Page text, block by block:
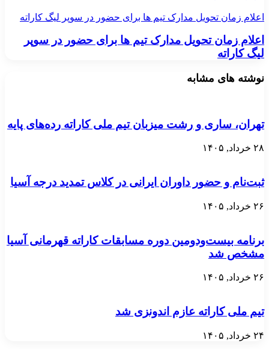
اعلام زمان تحویل مدارک تیم ها برای حضور در سوپر لیگ کاراته
اعلام زمان تحویل مدارک تیم ها برای حضور در سوپر
لیگ کاراته
نوشته های مشابه
تهران، ساری و رشت میزبان تیم ملی کاراته رده‌های پایه
۲۸ خرداد, ۱۴۰۵
ثبت‌نام و حضور داوران ایرانی در کلاس تمدید درجه آسیا
۲۶ خرداد, ۱۴۰۵
برنامه بیست‌ودومین دوره مسابقات کاراته قهرمانی آسیا
مشخص شد
۲۶ خرداد, ۱۴۰۵
تیم ملی کاراته عازم اندونزی شد
۲۴ خرداد, ۱۴۰۵